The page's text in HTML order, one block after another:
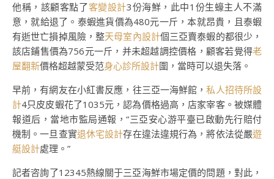
他稱，該顧客點了 客變設計3份海鮮，此中1份生蠔主人不滿
意，就給退了。泰蝦進貨價為480元一斤，本就昂貴，且泰蝦
有逝世亡損掉風險，整天母室內設計個三亞賣泰蝦的都很少，
該店鋪售價為756元一斤，并未超越調控價格，顧客若覺得老
屋翻新價格超越蒙受范身心診所設計圍，當時可以退失落。
早前，有網友在小紅書反應，往三亞一海鮮館，私人招待所設
計4只皮皮蝦花了1035元，認為價格過高，店家宰客。被媒體
報道后，當地市監局通報，“三亞安心游平臺已啟動先行賠付
機制。一旦查實退休宅設計存在違法違規行為，將依法從嚴遊
艇設計處理。”
記者咨詢了12345熱線關于三亞海鮮市場定價的問題，對此，